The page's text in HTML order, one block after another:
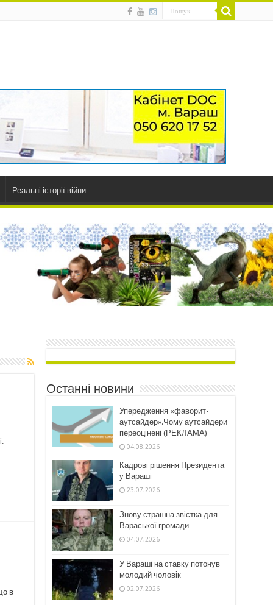
Реальні історії війни
в
Останні новини
Упередження «фаворит-
аутсайдер».Чому аутсайдери
переоцінені (РЕКЛАМА)
04.08.2026
Кадрові рішення Президента
у Вараші
23.07.2026
Знову страшна звістка для
Вараської громади
04.07.2026
У Вараші на ставку потонув
молодий чоловік
02.07.2026